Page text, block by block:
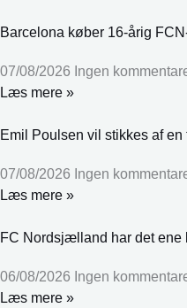
Barcelona køber 16-årig
07/08/2026 Ingen
Læs mere »
Emil Poulsen vil stikkes af en
07/08/2026 Ingen
Læs mere »
FC Nordsjælland har det ene
06/08/2026 Ingen
Læs mere »